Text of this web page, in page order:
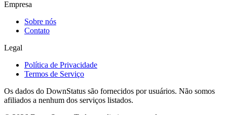
Empresa
Sobre nós
Contato
Legal
Política de Privacidade
Termos de Serviço
Os dados do DownStatus são fornecidos por usuários. Não somos
afiliados a nenhum dos serviços listados.